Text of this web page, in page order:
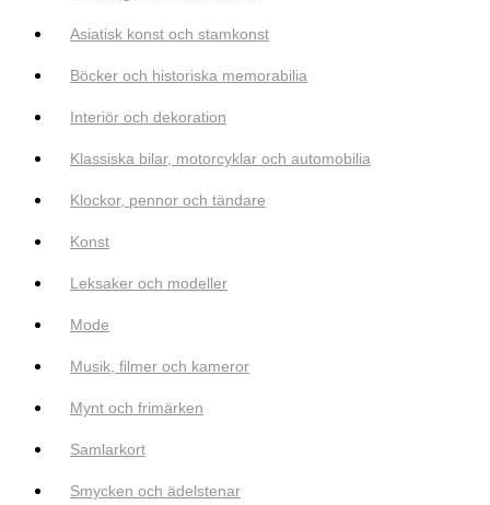
Asiatisk konst och stamkonst
Böcker och historiska memorabilia
Interiör och dekoration
Klassiska bilar, motorcyklar och automobilia
Klockor, pennor och tändare
Konst
Leksaker och modeller
Mode
Musik, filmer och kameror
Mynt och frimärken
Samlarkort
Smycken och ädelstenar